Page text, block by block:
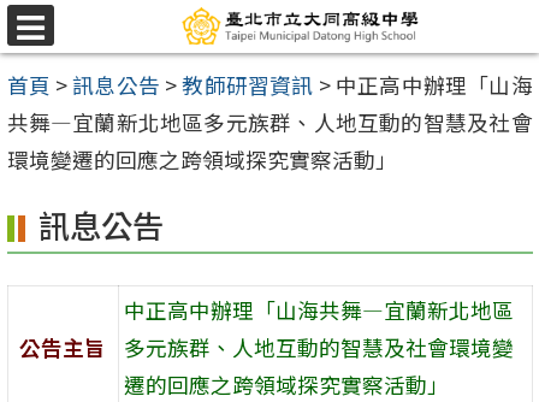
跳
至
主
要
內
區
選
單
首頁 >訊息公告 >教師研習資訊 > 中正高中辦理「山海
共舞—宜蘭新北地區多元族群、人地互動的智慧及社會
環境變遷的回應之跨領域探究實察活動」
訊息公告
公告主旨
中正高中辦理「山海共舞—宜蘭新北地區
多元族群、人地互動的智慧及社會環境變
遷的回應之跨領域探究實察活動」